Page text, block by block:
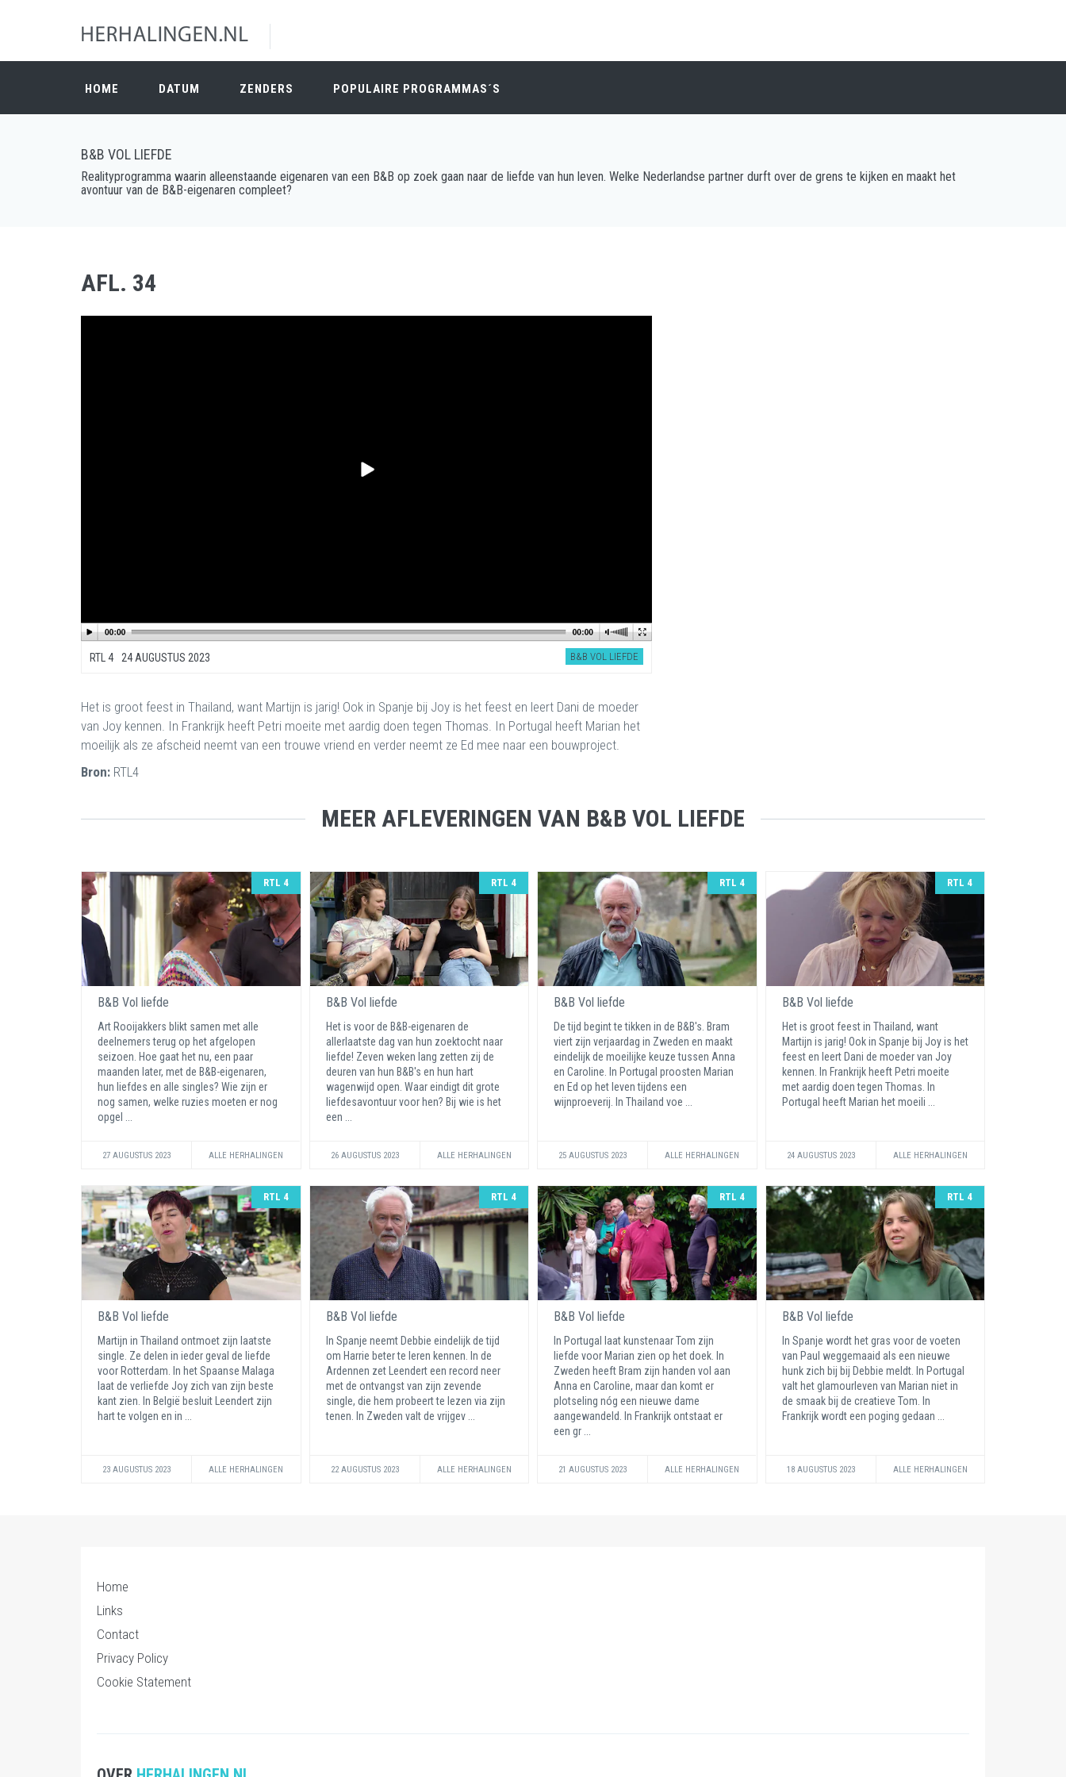
HOME DATUM ZENDERS POPULAIRE PROGRAMMAS´S
B&B VOL LIEFDE
Realityprogramma waarin alleenstaande eigenaren van een B&B op zoek gaan naar de liefde van hun leven. Welke Nederlandse partner durft over de grens te kijken en maakt het
avontuur van de B&B-eigenaren compleet?
AFL. 34
RTL 4 24 AUGUSTUS 2023 B&B VOL LIEFDE
Het is groot feest in Thailand, want Martijn is jarig! Ook in Spanje bij Joy is het feest en leert Dani de moeder
van Joy kennen. In Frankrijk heeft Petri moeite met aardig doen tegen Thomas. In Portugal heeft Marian het
moeilijk als ze afscheid neemt van een trouwe vriend en verder neemt ze Ed mee naar een bouwproject.
Bron: RTL4
MEER AFLEVERINGEN VAN B&B VOL LIEFDE
RTL 4
B&B Vol liefde
Art Rooijakkers blikt samen met alle
deelnemers terug op het afgelopen
seizoen. Hoe gaat het nu, een paar
maanden later, met de B&B-eigenaren,
hun liefdes en alle singles? Wie zijn er
nog samen, welke ruzies moeten er nog
opgel ...
27 AUGUSTUS 2023 ALLE HERHALINGEN
RTL 4
B&B Vol liefde
Het is voor de B&B-eigenaren de
allerlaatste dag van hun zoektocht naar
liefde! Zeven weken lang zetten zij de
deuren van hun B&B's en hun hart
wagenwijd open. Waar eindigt dit grote
liefdesavontuur voor hen? Bij wie is het
een ...
26 AUGUSTUS 2023 ALLE HERHALINGEN
RTL 4
B&B Vol liefde
De tijd begint te tikken in de B&B's. Bram
viert zijn verjaardag in Zweden en maakt
eindelijk de moeilijke keuze tussen Anna
en Caroline. In Portugal proosten Marian
en Ed op het leven tijdens een
wijnproeverij. In Thailand voe ...
25 AUGUSTUS 2023 ALLE HERHALINGEN
RTL 4
B&B Vol liefde
Het is groot feest in Thailand, want
Martijn is jarig! Ook in Spanje bij Joy is het
feest en leert Dani de moeder van Joy
kennen. In Frankrijk heeft Petri moeite
met aardig doen tegen Thomas. In
Portugal heeft Marian het moeili ...
24 AUGUSTUS 2023 ALLE HERHALINGEN
RTL 4
B&B Vol liefde
Martijn in Thailand ontmoet zijn laatste
single. Ze delen in ieder geval de liefde
voor Rotterdam. In het Spaanse Malaga
laat de verliefde Joy zich van zijn beste
kant zien. In België besluit Leendert zijn
hart te volgen en in ...
23 AUGUSTUS 2023 ALLE HERHALINGEN
RTL 4
B&B Vol liefde
In Spanje neemt Debbie eindelijk de tijd
om Harrie beter te leren kennen. In de
Ardennen zet Leendert een record neer
met de ontvangst van zijn zevende
single, die hem probeert te lezen via zijn
tenen. In Zweden valt de vrijgev ...
22 AUGUSTUS 2023 ALLE HERHALINGEN
RTL 4
B&B Vol liefde
In Portugal laat kunstenaar Tom zijn
liefde voor Marian zien op het doek. In
Zweden heeft Bram zijn handen vol aan
Anna en Caroline, maar dan komt er
plotseling nóg een nieuwe dame
aangewandeld. In Frankrijk ontstaat er
een gr ...
21 AUGUSTUS 2023 ALLE HERHALINGEN
RTL 4
B&B Vol liefde
In Spanje wordt het gras voor de voeten
van Paul weggemaaid als een nieuwe
hunk zich bij bij Debbie meldt. In Portugal
valt het glamourleven van Marian niet in
de smaak bij de creatieve Tom. In
Frankrijk wordt een poging gedaan ...
18 AUGUSTUS 2023 ALLE HERHALINGEN
Home
Links
Contact
Privacy Policy
Cookie Statement